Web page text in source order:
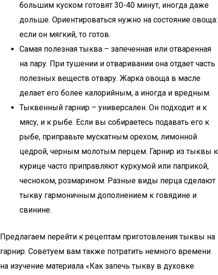
большим куском готовят 30-40 минут, иногда даже
дольше. Ориентироваться нужно на состояние овоща:
если он мягкий, то готов.
Самая полезная тыква – запеченная или отваренная
на пару. При тушении и отваривании она отдает часть
полезных веществ отвару. Жарка овоща в масле
делает его более калорийным, а иногда и вредным.
Тыквенный гарнир – универсален. Он подходит и к
мясу, и к рыбе. Если вы собираетесь подавать его к
рыбе, приправьте мускатным орехом, лимонной
цедрой, черным молотым перцем. Гарнир из тыквы к
курице часто приправляют куркумой или паприкой,
чесноком, розмарином. Разные виды перца сделают
тыкву гармоничным дополнением к говядине и
свинине.
Предлагаем перейти к рецептам приготовления тыквы на
гарнир. Советуем вам также потратить немного времени
на изучение материала «Как запечь тыкву в духовке